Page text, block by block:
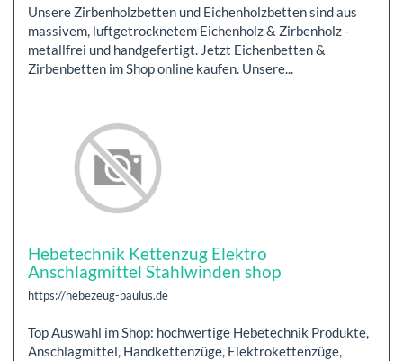
Unsere Zirbenholzbetten und Eichenholzbetten sind aus
massivem, luftgetrocknetem Eichenholz & Zirbenholz -
metallfrei und handgefertigt. Jetzt Eichenbetten &
Zirbenbetten im Shop online kaufen. Unsere...
Hebetechnik Kettenzug Elektro
Anschlagmittel Stahlwinden shop
https://hebezeug-paulus.de
Top Auswahl im Shop: hochwertige Hebetechnik Produkte,
Anschlagmittel, Handkettenzüge, Elektrokettenzüge,